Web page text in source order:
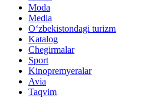
Moda
Media
O‘zbekistondagi turizm
Katalog
Chegirmalar
Sport
Kinopremyeralar
Avia
Taqvim